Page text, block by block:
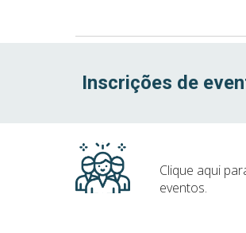
Inscrições de
Clique aqui
eventos.